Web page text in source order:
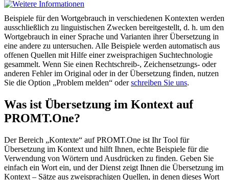
Beispiele für den Wortgebrauch in verschiedenen Kontexten werden
ausschließlich zu linguistischen Zwecken bereitgestellt, d. h. um den
Wortgebrauch in einer Sprache und Varianten ihrer Übersetzung in
eine andere zu untersuchen. Alle Beispiele werden automatisch aus
offenen Quellen mit Hilfe einer zweisprachigen Suchtechnologie
gesammelt. Wenn Sie einen Rechtschreib-, Zeichensetzungs- oder
anderen Fehler im Original oder in der Übersetzung finden, nutzen
Sie die Option „Problem melden“ oderschreiben Sie uns.
Was ist Übersetzung im Kontext auf
PROMT.One?
Der Bereich „Kontexte“ auf PROMT.One ist Ihr Tool für
Übersetzung im Kontext und hilft Ihnen, echte Beispiele für die
Verwendung von Wörtern und Ausdrücken zu finden. Geben Sie
einfach ein Wort ein, und der Dienst zeigt Ihnen die Übersetzung im
Kontext – Sätze aus zweisprachigen Quellen, in denen dieses Wort